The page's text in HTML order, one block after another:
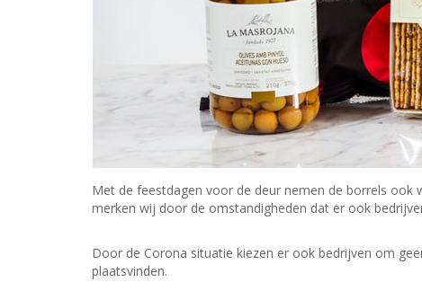
Met de feestdagen voor de deur nemen de borrels ook
merken wij door de omstandigheden dat er ook
Door de Corona situatie kiezen er ook bedrijven om
plaatsvinden.